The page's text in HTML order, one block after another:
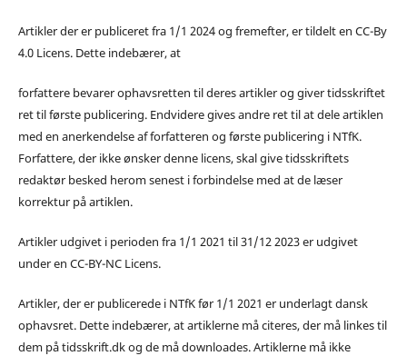
Artikler der er publiceret fra 1/1 2024 og fremefter, er tildelt en CC-By
4.0 Licens. Dette indebærer, at
forfattere bevarer ophavsretten til deres artikler og giver tidsskriftet
ret til første publicering. Endvidere gives andre ret til at dele artiklen
med en anerkendelse af forfatteren og første publicering i NTfK.
Forfattere, der ikke ønsker denne licens, skal give tidsskriftets
redaktør besked herom senest i forbindelse med at de læser
korrektur på artiklen.
Artikler udgivet i perioden fra 1/1 2021 til 31/12 2023 er udgivet
under en CC-BY-NC Licens.
Artikler, der er publicerede i NTfK før 1/1 2021 er underlagt dansk
ophavsret. Dette indebærer, at artiklerne må citeres, der må linkes til
dem på tidsskrift.dk og de må downloades. Artiklerne må ikke